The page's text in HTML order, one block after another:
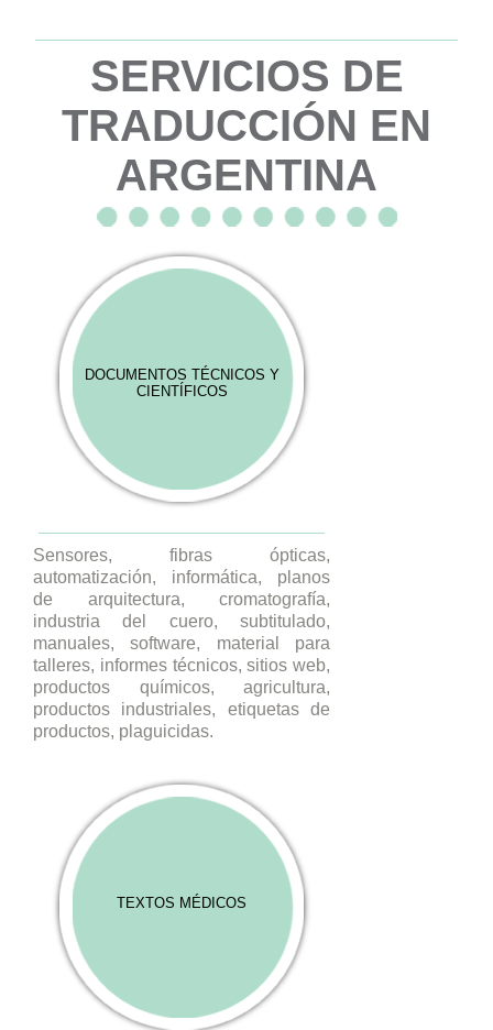
SERVICIOS DE
TRADUCCIÓN EN
ARGENTINA
DOCUMENTOS TÉCNICOS Y
CIENTÍFICOS
Sensores, fibras ópticas,
automatización, informática, planos
de arquitectura, cromatografía,
industria del cuero, subtitulado,
manuales, software, material para
talleres, informes técnicos, sitios web,
productos químicos, agricultura,
productos industriales, etiquetas de
productos, plaguicidas.
TEXTOS MÉDICOS